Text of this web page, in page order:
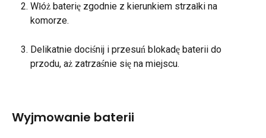
Włóż baterię zgodnie z kierunkiem strzałki na
komorze.
Delikatnie dociśnij i przesuń blokadę baterii do
przodu, aż zatrzaśnie się na miejscu.
Wyjmowanie baterii